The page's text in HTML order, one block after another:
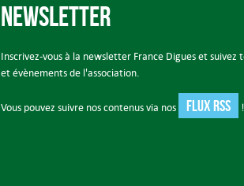
Newsletter
Inscrivez-vous à la newsletter France Digues et suivez
et évènements de l'association.
Vous pouvez suivre nos contenus via nos FLUX RSS !